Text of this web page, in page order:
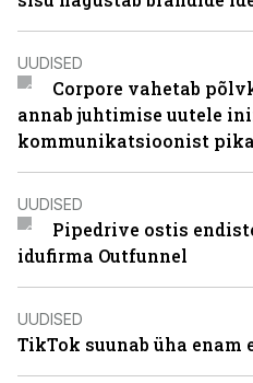
UUDISED
Corpore vahetab
annab juhtimise uutele
kommunikatsioonist
UUDISED
Pipedrive ostis
idufirma Outfunnel
UUDISED
TikTok suunab üha enam